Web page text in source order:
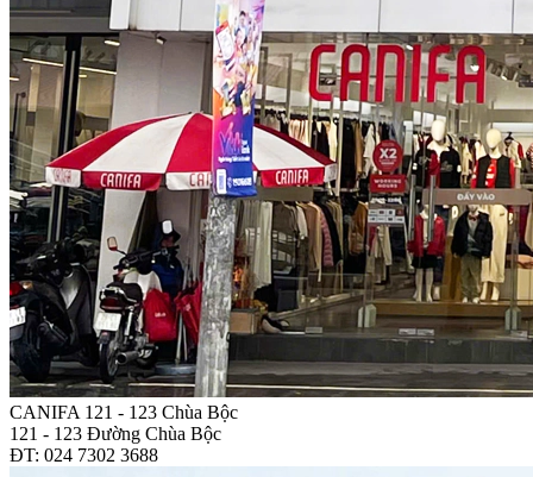
CANIFA 121 - 123 Chùa Bộc
121 - 123 Đường Chùa Bộc
ĐT: 024 7302 3688